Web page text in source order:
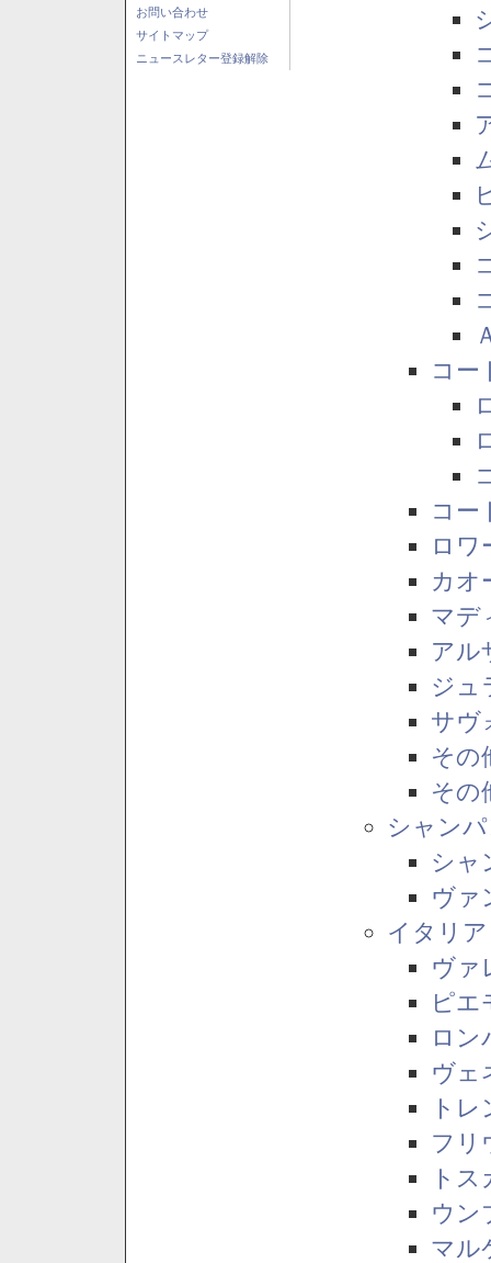
お問い合わせ
サイトマップ
ニュースレター登録解除
コー
コー
ロワ
カオ
マデ
アル
ジュ
サヴ
その
その
シャン
シャ
ヴァ
イタリア
ヴァ
ピエ
ロン
ヴェ
ト
フリ
ト
ウン
マル